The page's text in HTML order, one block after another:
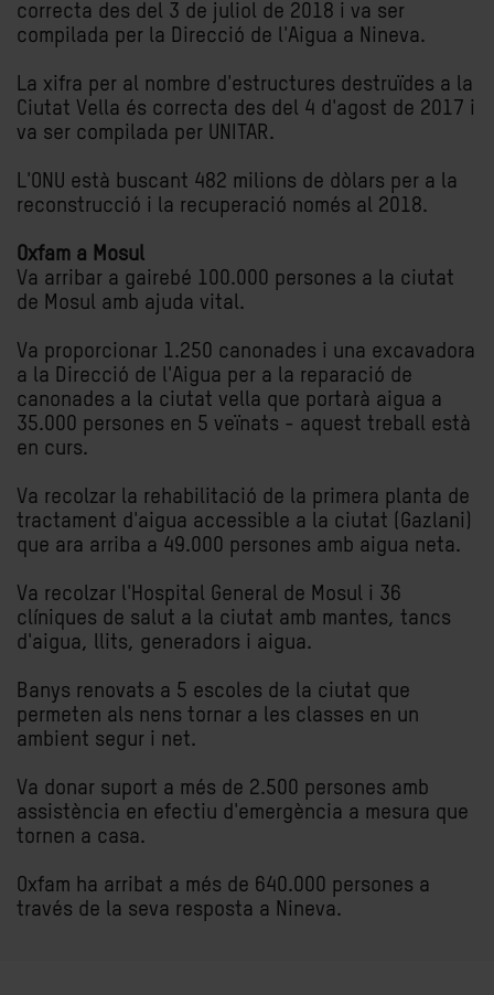
correcta des del 3 de juliol de 2018 i va ser
compilada per la Direcció de l'Aigua a Nineva.
La xifra per al nombre d'estructures destruïdes a la
Ciutat Vella és correcta des del 4 d'agost de 2017 i
va ser compilada per UNITAR.
L'ONU està buscant 482 milions de dòlars per a la
reconstrucció i la recuperació només al 2018.
Oxfam a Mosul
Va arribar a gairebé 100.000 persones a la ciutat
de Mosul amb ajuda vital.
Va proporcionar 1.250 canonades i una excavadora
a la Direcció de l'Aigua per a la reparació de
canonades a la ciutat vella que portarà aigua a
35.000 persones en 5 veïnats - aquest treball està
en curs.
Va recolzar la rehabilitació de la primera planta de
tractament d'aigua accessible a la ciutat (Gazlani)
que ara arriba a 49.000 persones amb aigua neta.
Va recolzar l'Hospital General de Mosul i 36
clíniques de salut a la ciutat amb mantes, tancs
d'aigua, llits, generadors i aigua.
Banys renovats a 5 escoles de la ciutat que
permeten als nens tornar a les classes en un
ambient segur i net.
Va donar suport a més de 2.500 persones amb
assistència en efectiu d'emergència a mesura que
tornen a casa.
Oxfam ha arribat a més de 640.000 persones a
través de la seva resposta a Nineva.